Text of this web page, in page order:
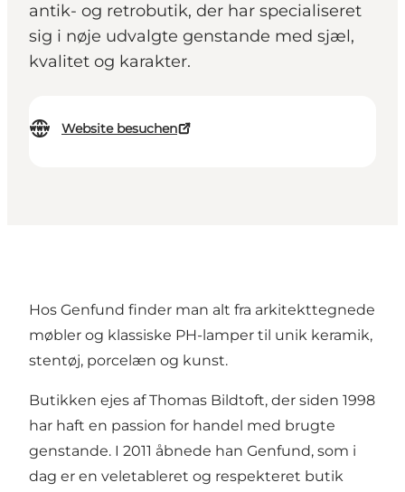
antik- og retrobutik, der har specialiseret
sig i nøje udvalgte genstande med sjæl,
kvalitet og karakter.
Website besuchen
Hos Genfund finder man alt fra arkitekttegnede
møbler og klassiske PH-lamper til unik keramik,
stentøj, porcelæn og kunst.
Butikken ejes af Thomas Bildtoft, der siden 1998
har haft en passion for handel med brugte
genstande. I 2011 åbnede han Genfund, som i
dag er en veletableret og respekteret butik